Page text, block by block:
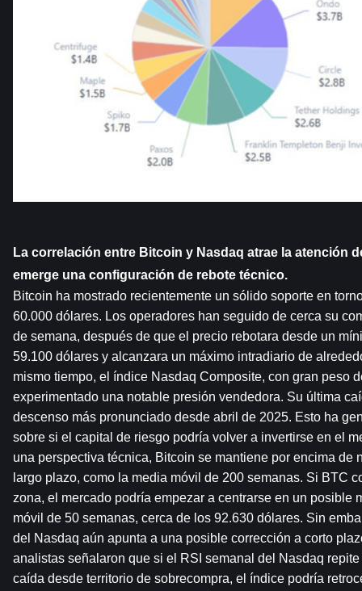
La correlación entre Bitcoin y Nasdaq atrae la atención
emerge una configuración de rebote técnico.
Bitcoin ha mostrado recientemente un sólido soporte en
60.000 dólares. Los operadores han seguido de cerca su
de semana, después de que el precio rebotara desde un
59.100 dólares y alcanzara un máximo intradiario de
mismo tiempo, el índice Nasdaq Composite, con gran peso
experimentado una notable presión vendedora. Su última
descenso más pronunciado desde abril de 2025. Esto ha
sobre si el capital de riesgo podría volver a invertirse en el
una perspectiva técnica, Bitcoin se mantiene por encima de
largo plazo, como la media móvil de 200 semanas. Si BTC
zona, el mercado podría empezar a centrarse en un posible
móvil de 50 semanas, cerca de los 92.630 dólares. Sin
del Nasdaq aún apunta a una posible corrección a corto
analistas señalaron que si el RSI semanal del Nasdaq
caída desde territorio de sobrecompra, el índice podría